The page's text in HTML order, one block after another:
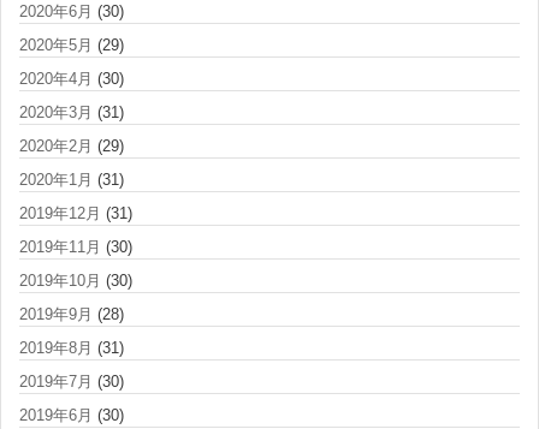
2020年6月 (30)
2020年5月 (29)
2020年4月 (30)
2020年3月 (31)
2020年2月 (29)
2020年1月 (31)
2019年12月 (31)
2019年11月 (30)
2019年10月 (30)
2019年9月 (28)
2019年8月 (31)
2019年7月 (30)
2019年6月 (30)